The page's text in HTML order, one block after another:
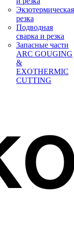
Экзотермическая
резка
Подводная
сварка и резка
Запасные части
ARC GOUGING
&
EXOTHERMIC
CUTTING